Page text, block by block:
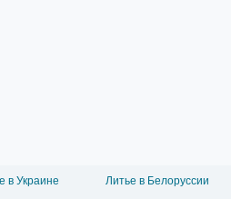
в Украине
Литье в Белоруссии